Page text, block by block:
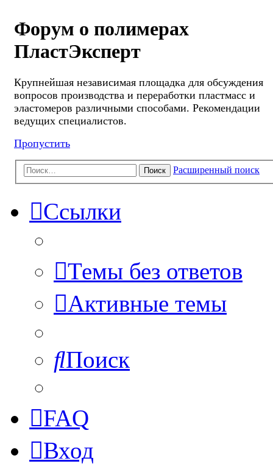
Форум о полимерах
ПластЭксперт
Крупнейшая независимая площадка для обсуждения
вопросов производства и переработки пластмасс и
эластомеров различными способами. Рекомендации
ведущих специалистов.
Пропустить
Поиск Расширенный поиск
Ссылки
Темы без ответов
Активные темы
Поиск
FAQ
Вход